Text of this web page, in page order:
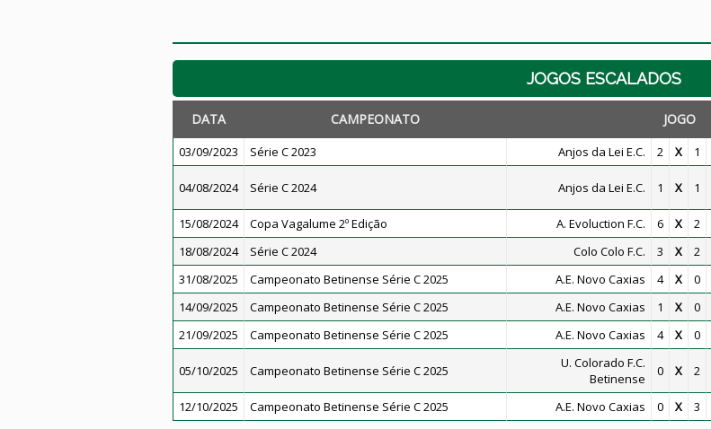
JOGOS ESCALADOS
DATA CAMPEONATO JOGO
03/09/2023 Série C 2023 Anjos da Lei E.C. 2 X 1
04/08/2024 Série C 2024 Anjos da Lei E.C. 1 X 1
15/08/2024 Copa Vagalume 2º Edição A. Evoluction F.C. 6 X 2
18/08/2024
Série C 2024 Colo Colo F.C. 3 X 2
31/08/2025
Campeonato Betinense Série C 2025 A.E. Novo Caxias 4 X 0
14/09/2025
Campeonato Betinense Série C 2025 A.E. Novo Caxias 1 X 0
21/09/2025
Campeonato Betinense Série C 2025 A.E. Novo Caxias 4 X 0
05/10/2025 Campeonato Betinense Série C 2025
U. Colorado F.C.
Betinense
0 X 2
12/10/2025 Campeonato Betinense Série C 2025 A.E. Novo Caxias 0 X 3